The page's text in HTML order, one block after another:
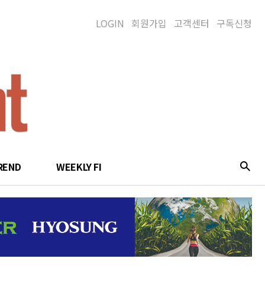
WEEKLY FI
LOGIN 회원가입 고객센터 구독신청